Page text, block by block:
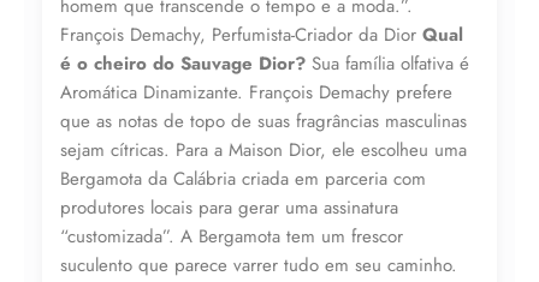
homem que transcende o tempo e a moda.”.
François Demachy, Perfumista-Criador da Dior Qual
é o cheiro do Sauvage Dior? Sua família olfativa é
Aromática Dinamizante. François Demachy prefere
que as notas de topo de suas fragrâncias masculinas
sejam cítricas. Para a Maison Dior, ele escolheu uma
Bergamota da Calábria criada em parceria com
produtores locais para gerar uma assinatura
“customizada”. A Bergamota tem um frescor
suculento que parece varrer tudo em seu caminho.